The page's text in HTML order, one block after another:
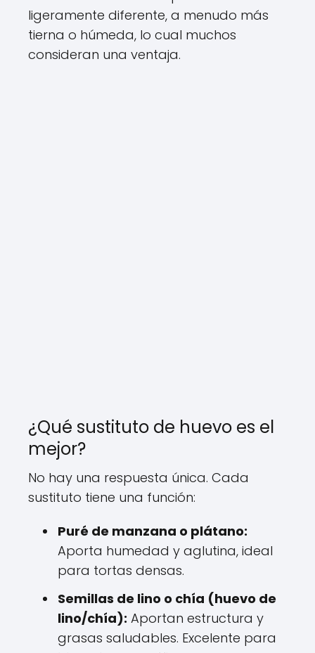
ligeramente diferente, a menudo más
tierna o húmeda, lo cual muchos
consideran una ventaja.
¿Qué sustituto de huevo es el
mejor?
No hay una respuesta única. Cada
sustituto tiene una función:
Puré de manzana o plátano:
Aporta humedad y aglutina, ideal
para tortas densas.
Semillas de lino o chía (huevo de
lino/chía): Aportan estructura y
grasas saludables. Excelente para